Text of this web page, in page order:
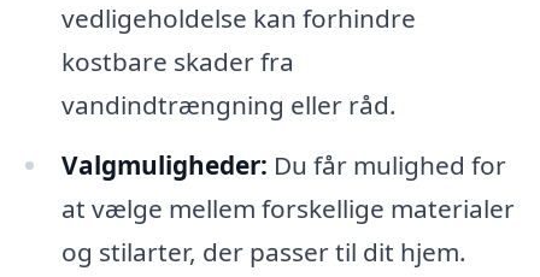
vedligeholdelse kan forhindre
kostbare skader fra
vandindtrængning eller råd.
Valgmuligheder: Du får mulighed for
at vælge mellem forskellige materialer
og stilarter, der passer til dit hjem.